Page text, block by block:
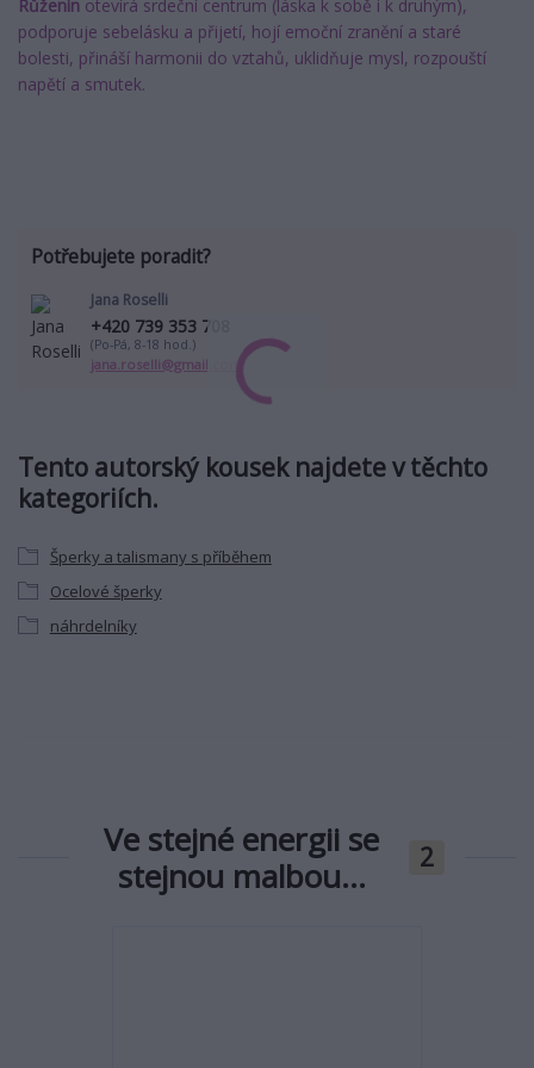
Růženín otevírá srdeční centrum (láska k sobě i k druhým),
podporuje sebelásku a přijetí, hojí emoční zranění a staré
bolesti, přináší harmonii do vztahů, uklidňuje mysl, rozpouští
napětí a smutek.
Tento autorský kousek najdete v těchto
kategoriích.
Šperky a talismany s příběhem
Ocelové šperky
náhrdelníky
Potřebujete poradit?
Jana Roselli
+420 739 353 708
(Po-Pá, 8-18 hod.)
jana.roselli@gmail.com
Ve stejné energii se
stejnou malbou...
2